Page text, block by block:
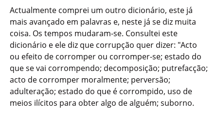
Actualmente comprei um outro dicionário, este já
mais avançado em palavras e, neste já se diz muita
coisa. Os tempos mudaram-se. Consultei este
dicionário e ele diz que corrupção quer dizer: "Acto
ou efeito de corromper ou corromper-se; estado do
que se vai corrompendo; decomposição; putrefacção;
acto de corromper moralmente; perversão;
adulteração; estado do que é corrompido, uso de
meios ilícitos para obter algo de alguém; suborno.